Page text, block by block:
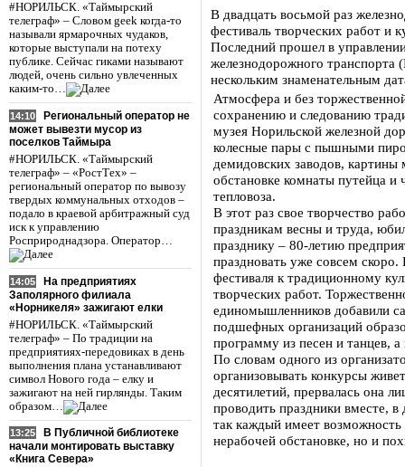
#НОРИЛЬСК. «Таймырский
телеграф» – Словом geek когда-то
называли ярмарочных чудаков,
которые выступали на потеху
публике. Сейчас гиками называют
людей, очень сильно увлеченных
каким-то…
14:10
Региональный оператор не
может вывезти мусор из
поселков Таймыра
#НОРИЛЬСК. «Таймырский
телеграф» – «РостТех» –
региональный оператор по вывозу
твердых коммунальных отходов –
подало в краевой арбитражный суд
иск к управлению
Росприроднадзора. Оператор…
14:05
На предприятиях
Заполярного филиала
«Норникеля» зажигают елки
#НОРИЛЬСК. «Таймырский
телеграф» – По традиции на
предприятиях-передовиках в день
выполнения плана устанавливают
символ Нового года – елку и
зажигают на ней гирлянды. Таким
образом…
13:25
В Публичной библиотеке
начали монтировать выставку
«Книга Севера»
В двадцать восьмой раз
фестиваль творческих работ и
Последний прошел в
железнодорожного
нескольким знаменательным
Атмосфера и без
сохранению и следованию
музея Норильской железной
колесные пары с пышными
демидовских заводов,
обстановке комнаты путейца и
тепловоза.
В этот раз свое творчество
праздникам весны и труда,
празднику – 80-летию
праздновать уже совсем скоро.
фестиваля к традиционному
творческих работ.
единомышленников добавили
подшефных организаций
программу из песен и танцев,
По словам одного из
организовывать конкурсы
десятилетий, прервалась она
проводить праздники вместе,
так каждый имеет
нерабочей обстановке, но и